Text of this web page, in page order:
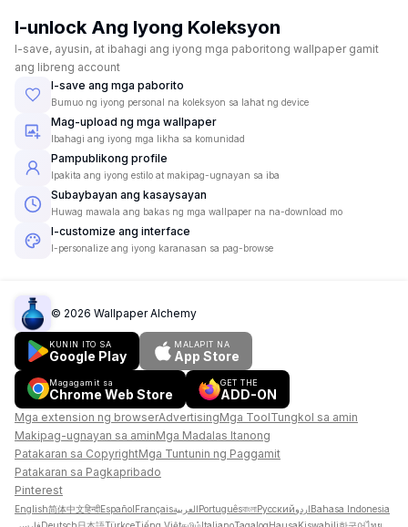
I-unlock Ang Iyong Koleksyon
I-save, ayusin, at ibahagi ang iyong mga paboritong wallpaper gamit
ang libreng account
I-save ang mga paborito
Bumuo ng iyong personal na koleksyon sa lahat ng device
Mag-upload ng mga wallpaper
Ibahagi ang iyong mga likha sa komunidad
Pampublikong profile
Ipakita ang iyong estilo at makipag-ugnayan sa iba
Subaybayan ang kasaysayan
Huwag mawala ang bakas ng mga wallpaper na na-download mo
I-customize ang interface
I-personalize ang iyong karanasan sa pag-browse
© 2026 Wallpaper Alchemy
KUNIN ITO SA
Google Play
MALAPIT NA
App Store
Magagamit sa
Chrome Web Store
GET THE
ADD-ON
Mga extension ng browserAdvertisingMga ToolTungkol sa amin
Makipag-ugnayan sa aminMga Madalas Itanong
Patakaran sa CopyrightMga Tuntunin ng Paggamit
Patakaran sa Pagkapribado
Pinterest
English简体中文हिन्दीEspañolFrançaisالعربيةPortuguêsবাংলাРусскийاردوBahasa Indonesia